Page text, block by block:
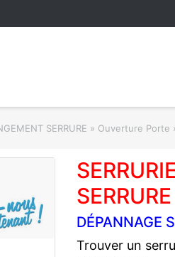
SERRURE » Ouverture Porte
DÉPANNAGE
Trouver un